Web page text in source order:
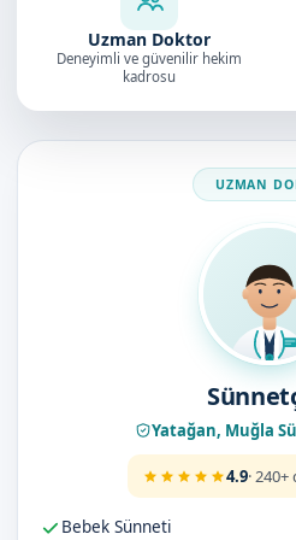
Uzman Doktor
Deneyimli ve güvenilir hekim
kadrosu
Doktorumuz
Yatağan, Muğla
4.9·
Bebek Sünneti